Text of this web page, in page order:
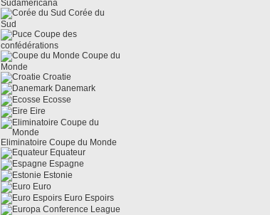
Sudamericana
Corée du
Sud
Coupe des
confédérations
Coupe du
Monde
Croatie
Danemark
Ecosse
Eire
Eliminatoire Coupe du Monde
Equateur
Espagne
Estonie
Euro
Euro Espoirs